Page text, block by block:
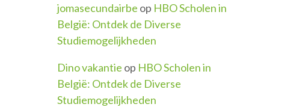
jomasecundairbe op HBO Scholen in
België: Ontdek de Diverse
Studiemogelijkheden
Dino vakantie op HBO Scholen in
België: Ontdek de Diverse
Studiemogelijkheden